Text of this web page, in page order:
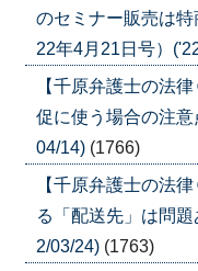
のセミナー販売は
22年4月21日号）
【千原弁護士の法
促に使う場合の注
04/14) (1766)
【千原弁護士の法
る「配送先」は問
2/03/24) (1763)